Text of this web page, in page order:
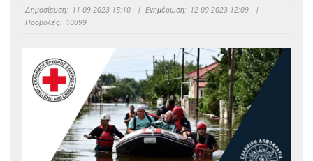
Δημοσίευση: 11-09-2023 15:10 | Ενημέρωση: 12-09-2023 12:09
|
Προβολές: 10899